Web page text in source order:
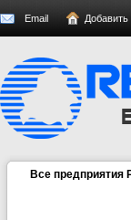
Email Добавить
Все предприятия